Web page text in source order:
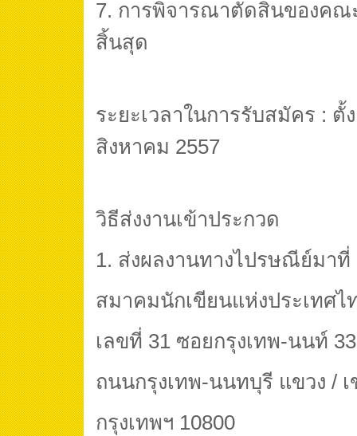
7. การพิจารณาตัดสินของคณ
สิ้นสุด
ระยะเวลาในการรับสมัคร : ตั้
สิงหาคม 2557
วิธีส่งงานเข้าประกวด
1. ส่งผลงานทางไปรษณีย์มาที่
สมาคมนักเขียนแห่งประเทศไ
เลขที่ 31 ซอยกรุงเทพ-นนท์ 33
ถนนกรุงเทพ-นนทบุรี แขวง /
กรุงเทพฯ 10800